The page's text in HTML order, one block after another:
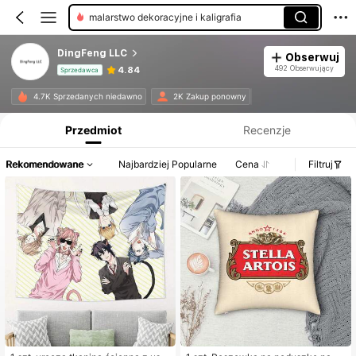
malarstwo dekoracyjne i kaligrafia
DingFeng LLC
Sprzedawca 4.84
Obserwuj
492 Obserwujący
4.7K Sprzedanych niedawno 2K Zakup ponowny
Przedmiot Recenzje
Rekomendowane Najbardziej Popularne Cena Filtruj